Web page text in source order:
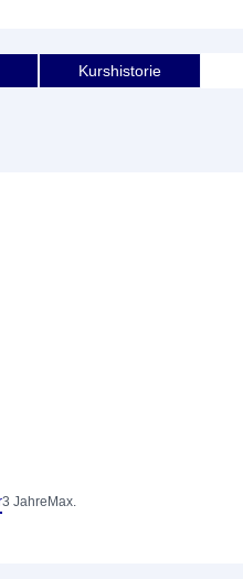
Kurshistorie
3 Jahre Max.